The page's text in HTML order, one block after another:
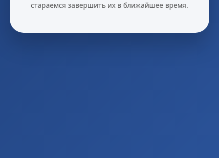
стараемся завершить их в ближайшее время.